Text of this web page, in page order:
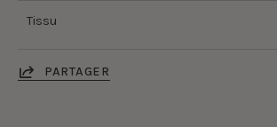
Tissu
PARTAGER